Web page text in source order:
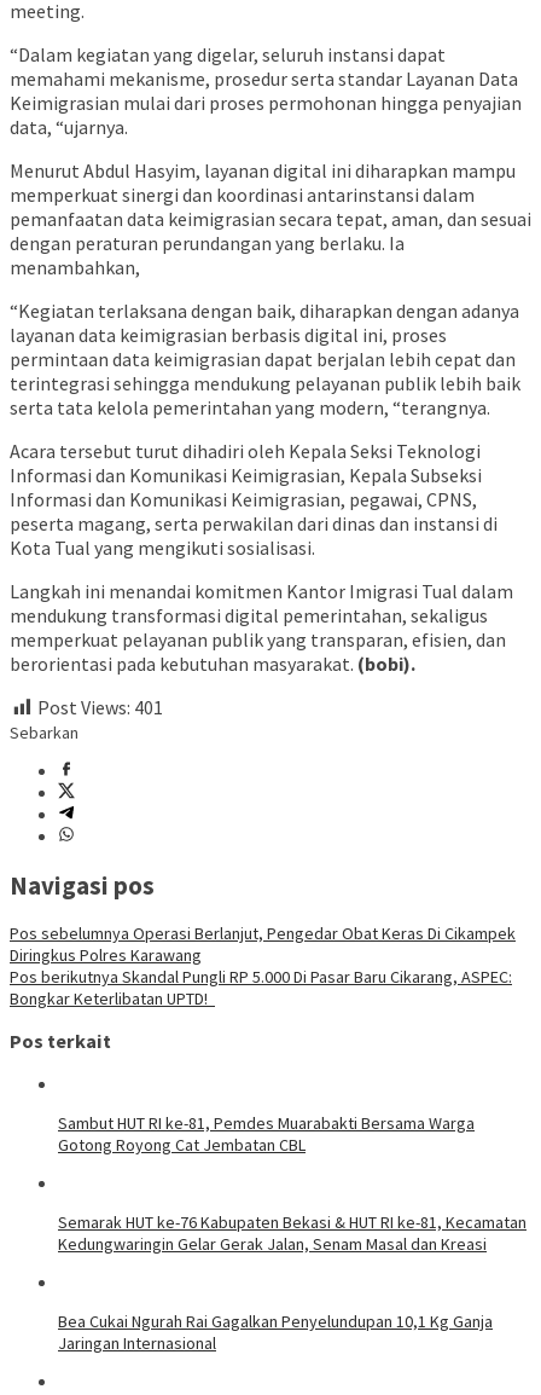
meeting.
“Dalam kegiatan yang digelar, seluruh instansi dapat
memahami mekanisme, prosedur serta standar Layanan Data
Keimigrasian mulai dari proses permohonan hingga penyajian
data, “ujarnya.
Menurut Abdul Hasyim, layanan digital ini diharapkan mampu
memperkuat sinergi dan koordinasi antarinstansi dalam
pemanfaatan data keimigrasian secara tepat, aman, dan sesuai
dengan peraturan perundangan yang berlaku. Ia
menambahkan,
“Kegiatan terlaksana dengan baik, diharapkan dengan adanya
layanan data keimigrasian berbasis digital ini, proses
permintaan data keimigrasian dapat berjalan lebih cepat dan
terintegrasi sehingga mendukung pelayanan publik lebih baik
serta tata kelola pemerintahan yang modern, “terangnya.
Acara tersebut turut dihadiri oleh Kepala Seksi Teknologi
Informasi dan Komunikasi Keimigrasian, Kepala Subseksi
Informasi dan Komunikasi Keimigrasian, pegawai, CPNS,
peserta magang, serta perwakilan dari dinas dan instansi di
Kota Tual yang mengikuti sosialisasi.
Langkah ini menandai komitmen Kantor Imigrasi Tual dalam
mendukung transformasi digital pemerintahan, sekaligus
memperkuat pelayanan publik yang transparan, efisien, dan
berorientasi pada kebutuhan masyarakat. (bobi).
Post Views: 401
Sebarkan
Navigasi pos
Pos sebelumnya Operasi Berlanjut, Pengedar Obat Keras Di Cikampek
Diringkus Polres Karawang
Pos berikutnya Skandal Pungli RP 5.000 Di Pasar Baru Cikarang, ASPEC:
Bongkar Keterlibatan UPTD!
Pos terkait
Sambut HUT RI ke-81, Pemdes Muarabakti Bersama Warga
Gotong Royong Cat Jembatan CBL
Semarak HUT ke-76 Kabupaten Bekasi & HUT RI ke-81, Kecamatan
Kedungwaringin Gelar Gerak Jalan, Senam Masal dan Kreasi
Bea Cukai Ngurah Rai Gagalkan Penyelundupan 10,1 Kg Ganja
Jaringan Internasional